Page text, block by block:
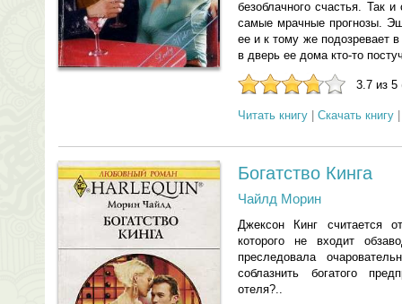
безоблачного счастья. Так
самые мрачные прогнозы.
ее и к тому же подозревает
в дверь ее дома кто-то
3.7 из 5
Читать книгу Скачать книгу
Богатство Кинга
Чайлд Морин
Джексон Кинг считается
которого не входит
преследовала
соблазнить богатого
отеля?..